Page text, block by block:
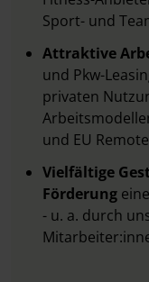
Sport- und
Attraktive
und Pkw-
privaten
und EU
Vielfältige
Förderung
- u. a. durch